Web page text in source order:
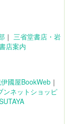
｜ 三省堂書店・岩
店案内
國屋BookWeb ｜
ンネットショッピ